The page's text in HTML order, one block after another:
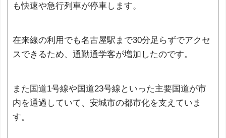
も快速や急行列車が停車します。
在来線の利用でも名古屋駅まで30分足らずでアクセ
スできるため、通勤通学客が増加したのです。
また国道1号線や国道23号線といった主要国道が市
内を通過していて、安城市の都市化を支えていま
す。